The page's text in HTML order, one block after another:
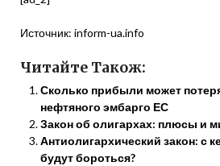
Источник: inform-ua.info
Читайте Також:
Сколько прибыли может
нефтяного эмбарго ЕС
Закон об олигархах: плюсы и
Антиолигархический закон: с
будут бороться?